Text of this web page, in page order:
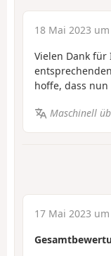
18 Mai 2023
Vielen Dank
hoffe, dass
Maschinell
17 Mai 2023